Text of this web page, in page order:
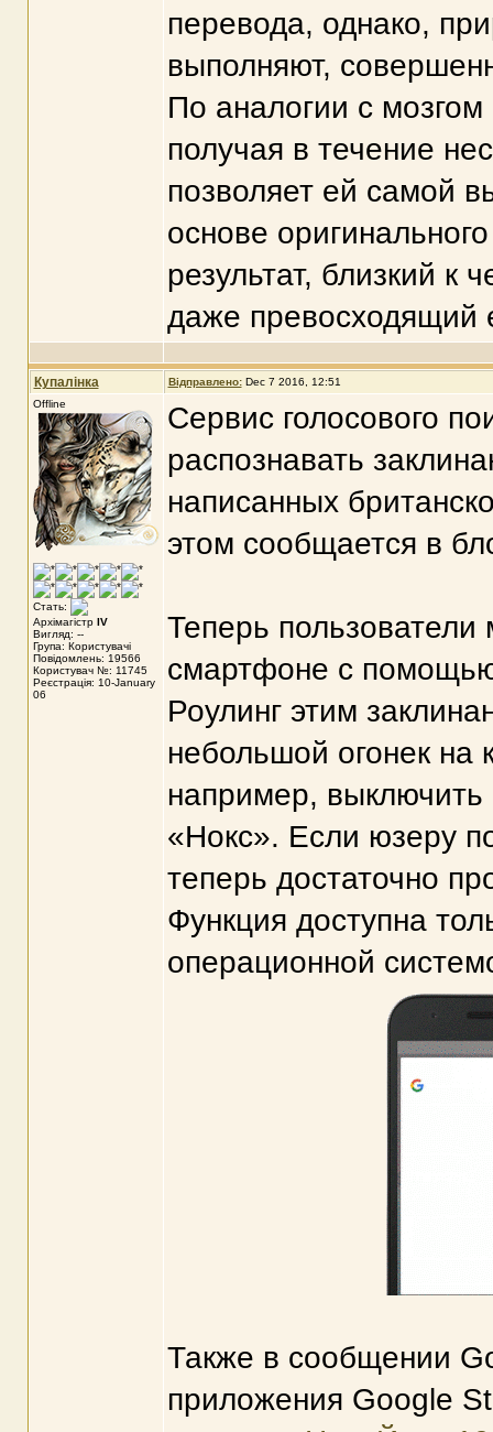
перевода, однако,
выполняют,
По аналогии с
получая в течение
позволяет ей самой
основе
результат, близкий к
даже превосходящий
Купалінка Відправлено: Dec 7 2016, 12:51
Offline
Стать:
Архімагістр IV
Вигляд: --
Група: Користувачі
Повідомлень: 19566
Користувач №: 11745
Реєстрація: 10-January
06
Сервис голосового
распознавать
написанных
этом сообщается в
Теперь
смартфоне с
Роулинг этим
небольшой огонек на
например,
«Нокс». Если юзеру
теперь достаточно
Функция доступна
операционной
Также в сообщении
приложения Google